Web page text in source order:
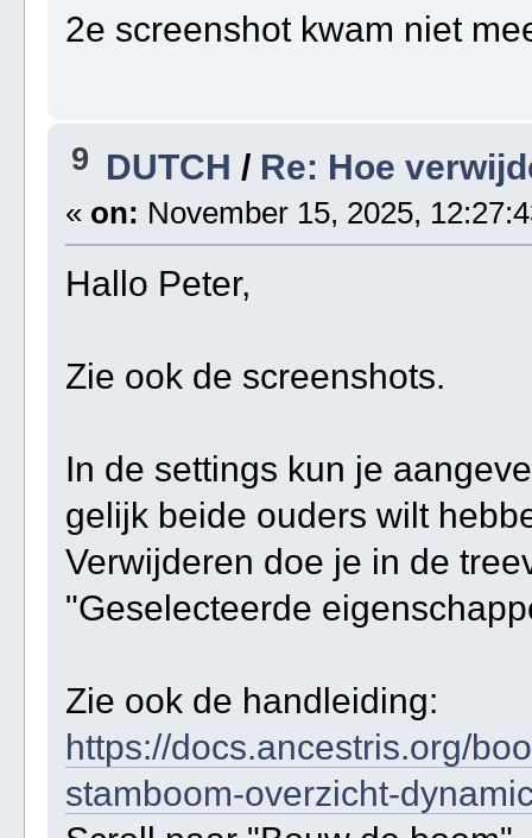
2e screenshot kwam niet
9 DUTCH / Re: Hoe
« on: November 15, 2025,
Hallo Peter,
Zie ook de screenshots.
In de settings kun je
gelijk beide ouders wilt
Verwijderen doe je in de
"Geselecteerde
Zie ook de handleiding:
https://docs.ancestris.org/
stamboom-overzicht-